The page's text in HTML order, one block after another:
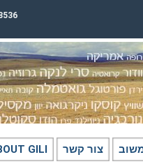
צור קשר GILI